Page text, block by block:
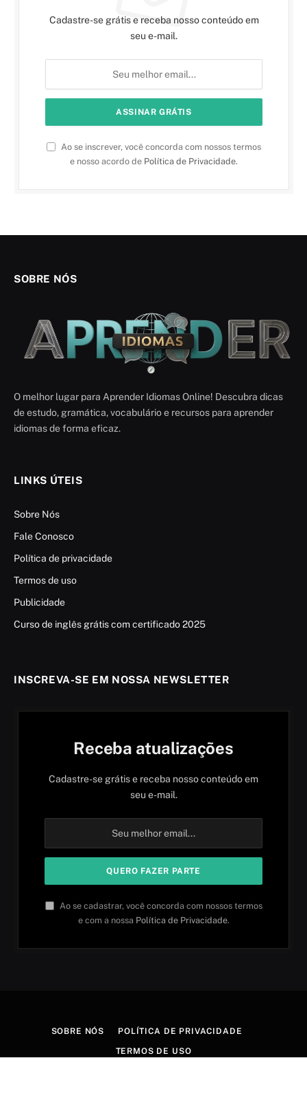
Cadastre-se grátis e receba nosso conteúdo em
seu e-mail.
Ao se inscrever, você concorda com nossos termos
e nosso acordo de Política de Privacidade.
SOBRE NÓS
O melhor lugar para Aprender Idiomas Online! Descubra dicas
de estudo, gramática, vocabulário e recursos para aprender
idiomas de forma eficaz.
LINKS ÚTEIS
Sobre Nós
Fale Conosco
Política de privacidade
Termos de uso
Publicidade
Curso de inglês grátis com certificado 2025
INSCREVA-SE EM NOSSA NEWSLETTER
Receba atualizações
Cadastre-se grátis e receba nosso conteúdo em
seu e-mail.
Ao se cadastrar, você concorda com nossos termos
e com a nossa Política de Privacidade.
SOBRE NÓS POLÍTICA DE PRIVACIDADE
TERMOS DE USO